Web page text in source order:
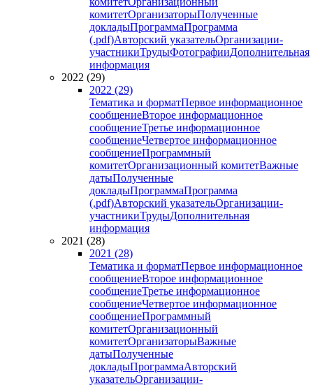
комитетОрганизаторыПолученные
докладыПрограммаПрограмма
(.pdf)Авторский указательОрганизации-
участникиТрудыФотографииДополнительная
информация
2022 (29)
2022 (29)
Тематика и форматПервое информационное
сообщениеВторое информационное
сообщениеТретье информационное
сообщениеЧетвертое информационное
сообщениеПрограммный
комитетОрганизационный комитетВажные
датыПолученные
докладыПрограммаПрограмма
(.pdf)Авторский указательОрганизации-
участникиТрудыДополнительная
информация
2021 (28)
2021 (28)
Тематика и форматПервое информационное
сообщениеВторое информационное
сообщениеТретье информационное
сообщениеЧетвертое информационное
сообщениеПрограммный
комитетОрганизационный
комитетОрганизаторыВажные
датыПолученные
докладыПрограммаАвторский
указательОрганизации-